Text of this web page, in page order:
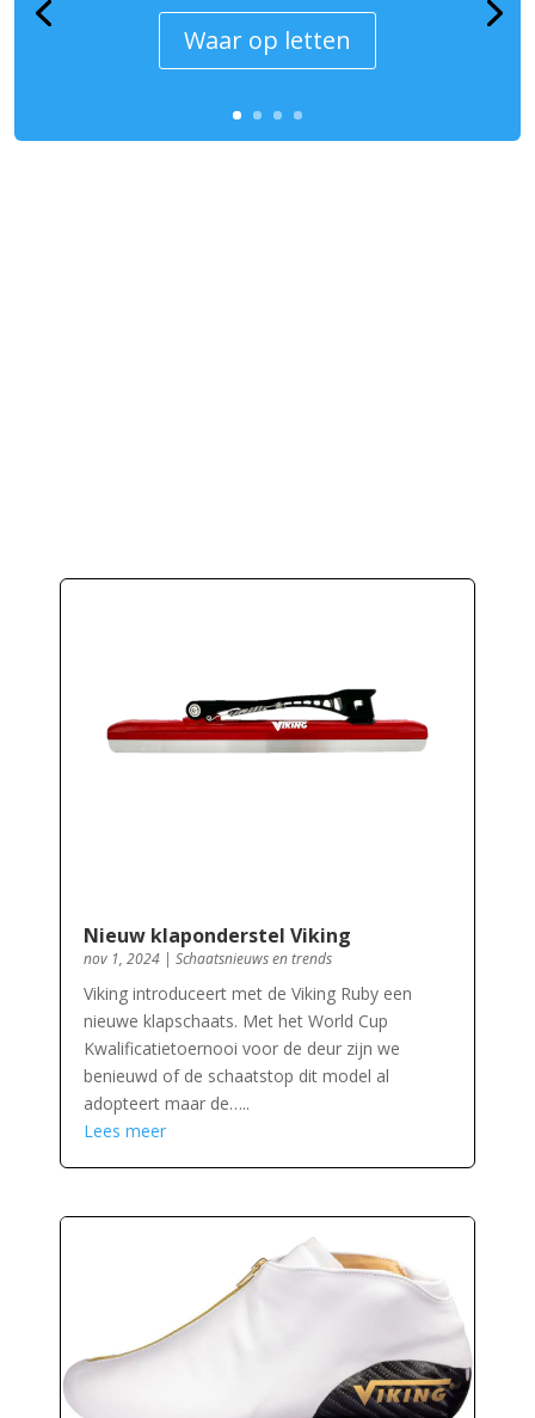
Waar op letten
Nieuw klaponderstel Viking
nov 1, 2024| Schaatsnieuws en trends
Viking introduceert met de Viking Ruby een
nieuwe klapschaats. Met het World Cup
Kwalificatietoernooi voor de deur zijn we
benieuwd of de schaatstop dit model al
adopteert maar de…..
Lees meer